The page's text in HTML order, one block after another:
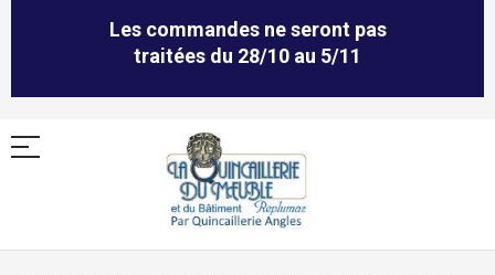
Les commandes ne seront pas
traitées du 28/10 au 5/11
Allez